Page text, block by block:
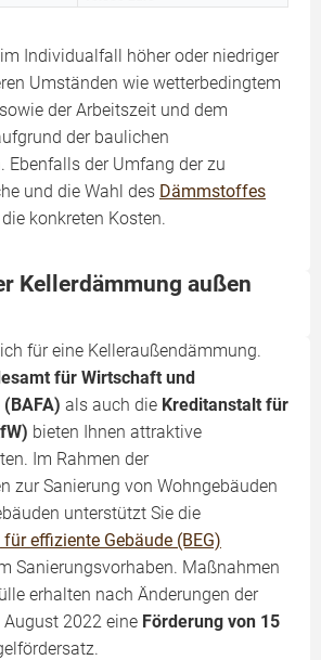
Individualfall höher oder niedriger
Umständen wie wetterbedingtem
der Arbeitszeit und dem
der baulichen
Ebenfalls der Umfang der zu
und die Wahl des Dämmstoffes
konkreten Kosten.
Kellerdämmung außen
für eine Kelleraußendämmung.
für Wirtschaft und
als auch die Kreditanstalt für
bieten Ihnen attraktive
Im Rahmen der
zur Sanierung von Wohngebäuden
unterstützt Sie die
effiziente Gebäude (BEG)
Sanierungsvorhaben. Maßnahmen
erhalten nach Änderungen der
2022 eine Förderung von 15